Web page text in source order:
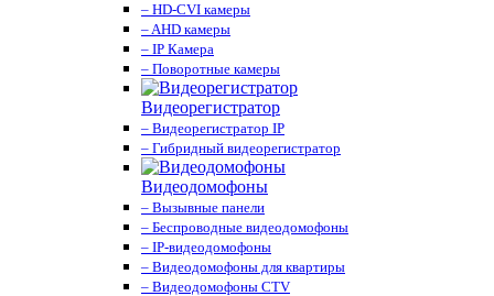
– HD-CVI камеры
– AHD камеры
– IP Камера
– Поворотные камеры
Видеорегистратор
– Видеорегистратор IP
– Гибридный видеорегистратор
Видеодомофоны
– Вызывные панели
– Беспроводные видеодомофоны
– IP-видеодомофоны
– Видеодомофоны для квартиры
– Видеодомофоны CTV